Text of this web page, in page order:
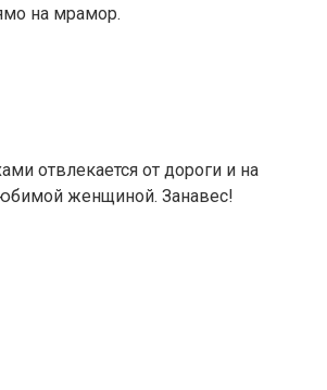
на мрамор.
отвлекается от дороги и на
женщиной. Занавес!